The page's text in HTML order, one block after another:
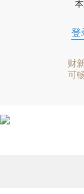
登
财
可